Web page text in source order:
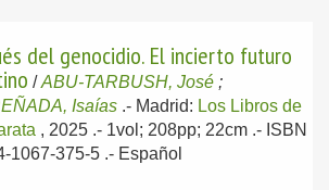
del genocidio. El incierto futuro
/ABU-TARBUSH, José ;
Isaías .- Madrid: Los Libros de
, 2025 .- 1vol; 208pp; 22cm .- ISBN
1067-375-5 .- Español